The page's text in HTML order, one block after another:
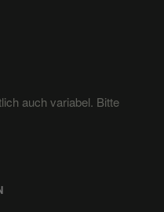
auch variabel. Bitte